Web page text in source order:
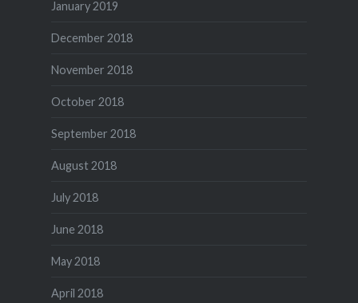
January 2019
December 2018
November 2018
October 2018
September 2018
August 2018
July 2018
June 2018
May 2018
April 2018